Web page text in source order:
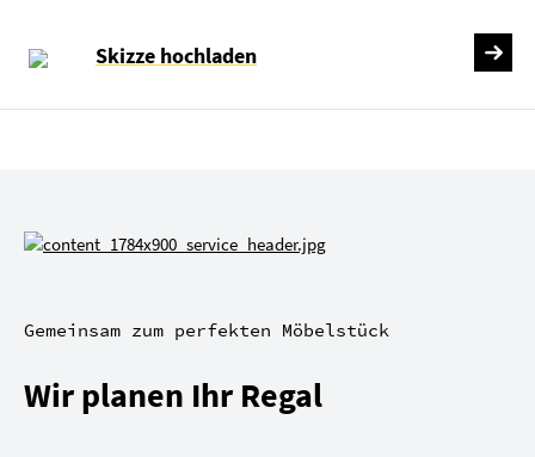
Skizze hochladen
Gemeinsam zum perfekten Möbelstück
Wir planen Ihr Regal